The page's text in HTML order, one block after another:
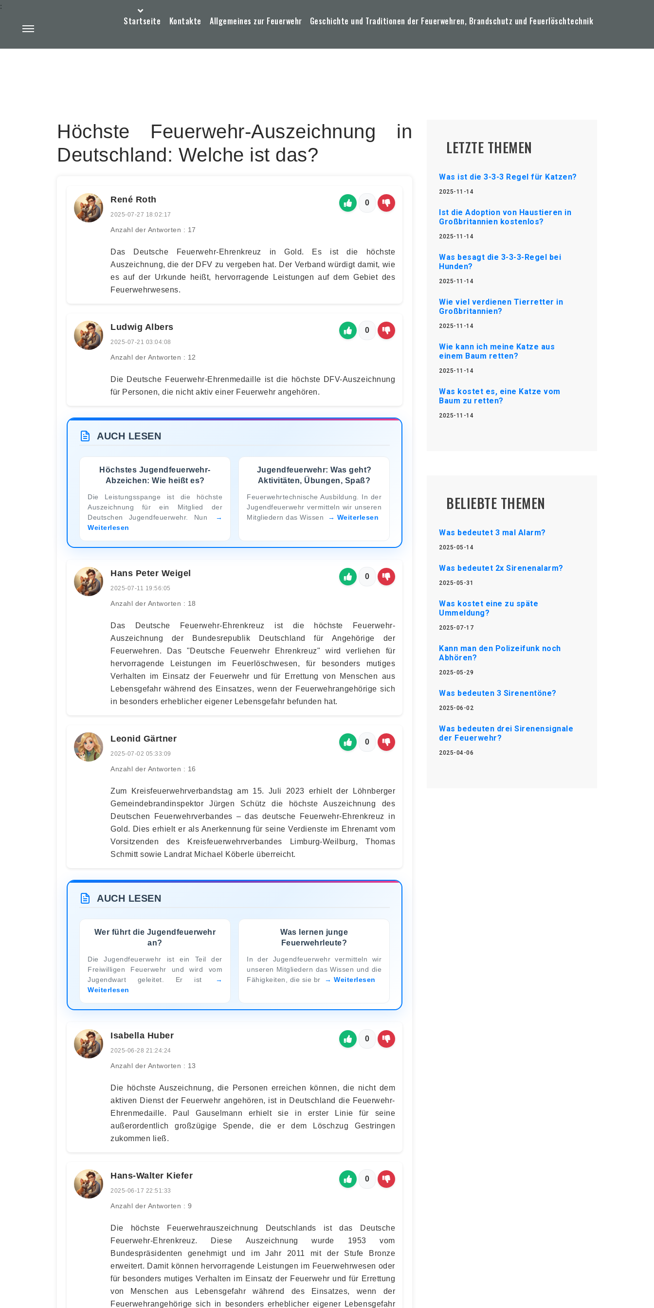
Startseite Kontakte Allgemeines zur Feuerwehr Geschichte und Traditionen der Feuerwehren, Brandschutz und Feuerlöschtechnik
:
Höchste Feuerwehr-Auszeichnung in
Deutschland: Welche ist das?
René Roth
2025-07-27 18:02:17
Anzahl der Antworten : 17
0
Das Deutsche Feuerwehr-Ehrenkreuz in Gold. Es ist die höchste
Auszeichnung, die der DFV zu vergeben hat. Der Verband würdigt damit, wie
es auf der Urkunde heißt, hervorragende Leistungen auf dem Gebiet des
Feuerwehrwesens.
Ludwig Albers
2025-07-21 03:04:08
Anzahl der Antworten : 12
0
Die Deutsche Feuerwehr-Ehrenmedaille ist die höchste DFV-Auszeichnung
für Personen, die nicht aktiv einer Feuerwehr angehören.
AUCH LESEN
Höchstes Jugendfeuerwehr-
Abzeichen: Wie heißt es?
Die Leistungsspange ist die höchste
Auszeichnung für ein Mitglied der
Deutschen Jugendfeuerwehr. Nun
Weiterlesen
Jugendfeuerwehr: Was geht?
Aktivitäten, Übungen, Spaß?
Feuerwehrtechnische Ausbildung. In der
Jugendfeuerwehr vermitteln wir unseren
Mitgliedern das Wissen
Weiterlesen
Hans Peter Weigel
2025-07-11 19:56:05
Anzahl der Antworten : 18
0
Das Deutsche Feuerwehr-Ehrenkreuz ist die höchste Feuerwehr-
Auszeichnung der Bundesrepublik Deutschland für Angehörige der
Feuerwehren. Das "Deutsche Feuerwehr Ehrenkreuz" wird verliehen für
hervorragende Leistungen im Feuerlöschwesen, für besonders mutiges
Verhalten im Einsatz der Feuerwehr und für Errettung von Menschen aus
Lebensgefahr während des Einsatzes, wenn der Feuerwehrangehörige sich
in besonders erheblicher eigener Lebensgefahr befunden hat.
Leonid Gärtner
2025-07-02 05:33:09
Anzahl der Antworten : 16
0
Zum Kreisfeuerwehrverbandstag am 15. Juli 2023 erhielt der Löhnberger
Gemeindebrandinspektor Jürgen Schütz die höchste Auszeichnung des
Deutschen Feuerwehrverbandes – das deutsche Feuerwehr-Ehrenkreuz in
Gold. Dies erhielt er als Anerkennung für seine Verdienste im Ehrenamt vom
Vorsitzenden des Kreisfeuerwehrverbandes Limburg-Weilburg, Thomas
Schmitt sowie Landrat Michael Köberle überreicht.
AUCH LESEN
Wer führt die Jugendfeuerwehr
an?
Die Jugendfeuerwehr ist ein Teil der
Freiwilligen Feuerwehr und wird vom
Jugendwart geleitet. Er ist
Weiterlesen
Was lernen junge
Feuerwehrleute?
In der Jugendfeuerwehr vermitteln wir
unseren Mitgliedern das Wissen und die
Fähigkeiten, die sie br
Weiterlesen
Isabella Huber
2025-06-28 21:24:24
Anzahl der Antworten : 13
0
Die höchste Auszeichnung, die Personen erreichen können, die nicht dem
aktiven Dienst der Feuerwehr angehören, ist in Deutschland die Feuerwehr-
Ehrenmedaille. Paul Gauselmann erhielt sie in erster Linie für seine
außerordentlich großzügige Spende, die er dem Löschzug Gestringen
zukommen ließ.
Hans-Walter Kiefer
2025-06-17 22:51:33
Anzahl der Antworten : 9
0
Die höchste Feuerwehrauszeichnung Deutschlands ist das Deutsche
Feuerwehr-Ehrenkreuz. Diese Auszeichnung wurde 1953 vom
Bundespräsidenten genehmigt und im Jahr 2011 mit der Stufe Bronze
erweitert. Damit können hervorragende Leistungen im Feuerwehrwesen oder
für besonders mutiges Verhalten im Einsatz der Feuerwehr und für Errettung
von Menschen aus Lebensgefahr während des Einsatzes, wenn der
Feuerwehrangehörige sich in besonders erheblicher eigener Lebensgefahr
LETZTE THEMEN
Was ist die 3-3-3 Regel für Katzen?
2025-11-14
Ist die Adoption von Haustieren in
Großbritannien kostenlos?
2025-11-14
Was besagt die 3-3-3-Regel bei
Hunden?
2025-11-14
Wie viel verdienen Tierretter in
Großbritannien?
2025-11-14
Wie kann ich meine Katze aus
einem Baum retten?
2025-11-14
Was kostet es, eine Katze vom
Baum zu retten?
2025-11-14
BELIEBTE THEMEN
Was bedeutet 3 mal Alarm?
2025-05-14
Was bedeutet 2x Sirenenalarm?
2025-05-31
Was kostet eine zu späte
Ummeldung?
2025-07-17
Kann man den Polizeifunk noch
Abhören?
2025-05-29
Was bedeuten 3 Sirenentöne?
2025-06-02
Was bedeuten drei Sirenensignale
der Feuerwehr?
2025-04-06